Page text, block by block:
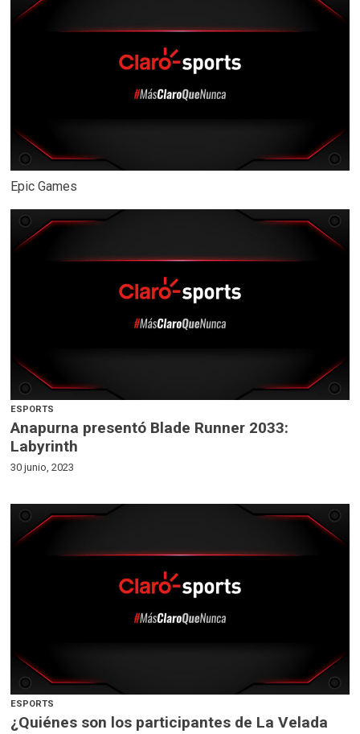
Epic Games
ESPORTS
Anapurna presentó Blade Runner 2033:
Labyrinth
30 junio, 2023
ESPORTS
¿Quiénes son los participantes de La Velada